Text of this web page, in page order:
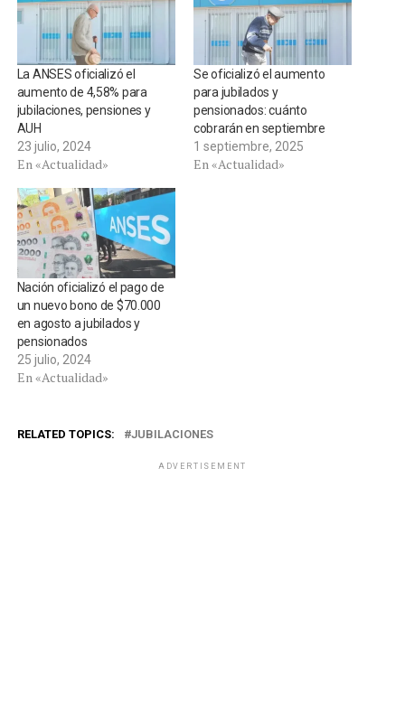
La ANSES oficializó el
aumento de 4,58% para
jubilaciones, pensiones y
AUH
23 julio, 2024
En «Actualidad»
Se oficializó el aumento
para jubilados y
pensionados: cuánto
cobrarán en septiembre
1 septiembre, 2025
En «Actualidad»
Nación oficializó el pago de
un nuevo bono de $70.000
en agosto a jubilados y
pensionados
25 julio, 2024
En «Actualidad»
RELATED TOPICS: JUBILACIONES
ADVERTISEMENT